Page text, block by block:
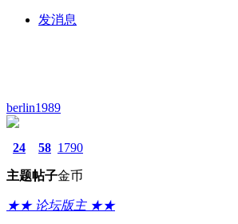
发消息
berlin1989
24
主题
58
帖子
1790
金币
★★ 论坛版主 ★★